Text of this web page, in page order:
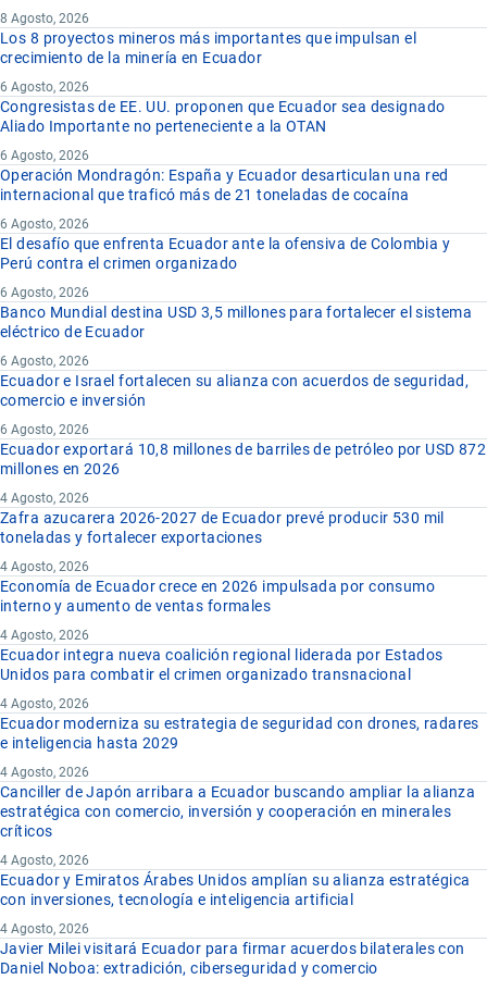
8 Agosto, 2026
Los 8 proyectos mineros más importantes que impulsan el
crecimiento de la minería en Ecuador
6 Agosto, 2026
Congresistas de EE. UU. proponen que Ecuador sea designado
Aliado Importante no perteneciente a la OTAN
6 Agosto, 2026
Operación Mondragón: España y Ecuador desarticulan una red
internacional que traficó más de 21 toneladas de cocaína
6 Agosto, 2026
El desafío que enfrenta Ecuador ante la ofensiva de Colombia y
Perú contra el crimen organizado
6 Agosto, 2026
Banco Mundial destina USD 3,5 millones para fortalecer el sistema
eléctrico de Ecuador
6 Agosto, 2026
Ecuador e Israel fortalecen su alianza con acuerdos de seguridad,
comercio e inversión
6 Agosto, 2026
Ecuador exportará 10,8 millones de barriles de petróleo por USD 872
millones en 2026
4 Agosto, 2026
Zafra azucarera 2026-2027 de Ecuador prevé producir 530 mil
toneladas y fortalecer exportaciones
4 Agosto, 2026
Economía de Ecuador crece en 2026 impulsada por consumo
interno y aumento de ventas formales
4 Agosto, 2026
Ecuador integra nueva coalición regional liderada por Estados
Unidos para combatir el crimen organizado transnacional
4 Agosto, 2026
Ecuador moderniza su estrategia de seguridad con drones, radares
e inteligencia hasta 2029
4 Agosto, 2026
Canciller de Japón arribara a Ecuador buscando ampliar la alianza
estratégica con comercio, inversión y cooperación en minerales
críticos
4 Agosto, 2026
Ecuador y Emiratos Árabes Unidos amplían su alianza estratégica
con inversiones, tecnología e inteligencia artificial
4 Agosto, 2026
Javier Milei visitará Ecuador para firmar acuerdos bilaterales con
Daniel Noboa: extradición, ciberseguridad y comercio